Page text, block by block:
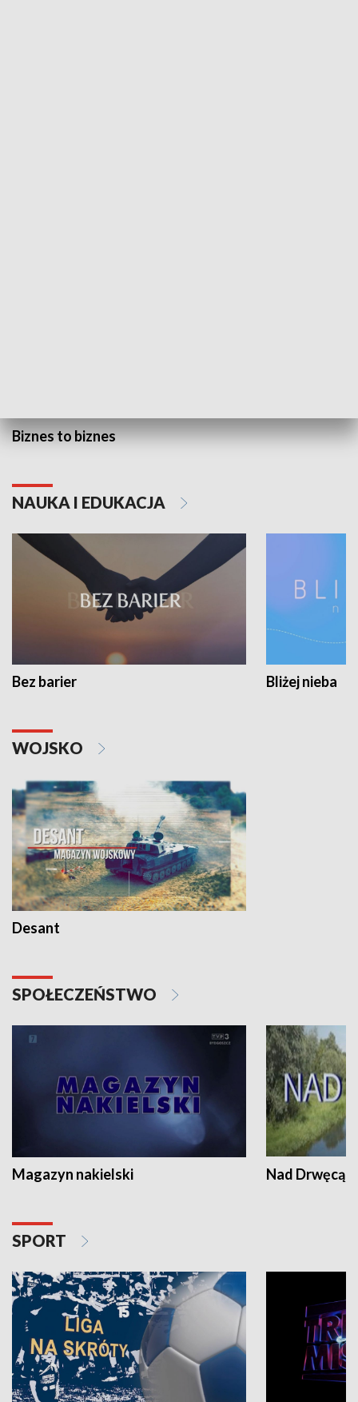
Biznes to biznes
NAUKA I EDUKACJA
Bez barier Bliżej nieba
WOJSKO
Desant
SPOŁECZEŃSTWO
Magazyn nakielski Nad Drwęcą
SPORT